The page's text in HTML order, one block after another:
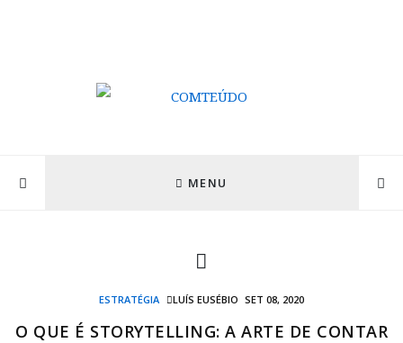
MENU
ESTRATÉGIA LUÍS EUSÉBIO SET 08, 2020
O QUE É STORYTELLING: A ARTE DE CONTAR